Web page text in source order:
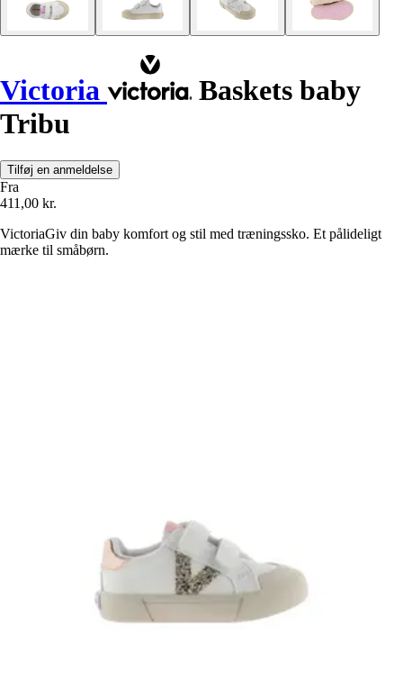
Victoria
Baskets baby
Tribu
Tilføj en anmeldelse
Fra
411,00 kr.
VictoriaGiv din baby komfort og stil med træningssko. Et pålideligt
mærke til småbørn.